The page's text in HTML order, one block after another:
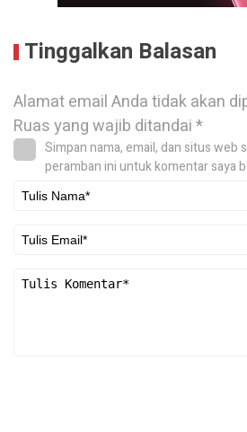
Tinggalkan Balasan
Alamat email Anda tidak akan
Ruas yang wajib ditandai*
Simpan nama, email, dan situs web
peramban ini untuk komentar saya